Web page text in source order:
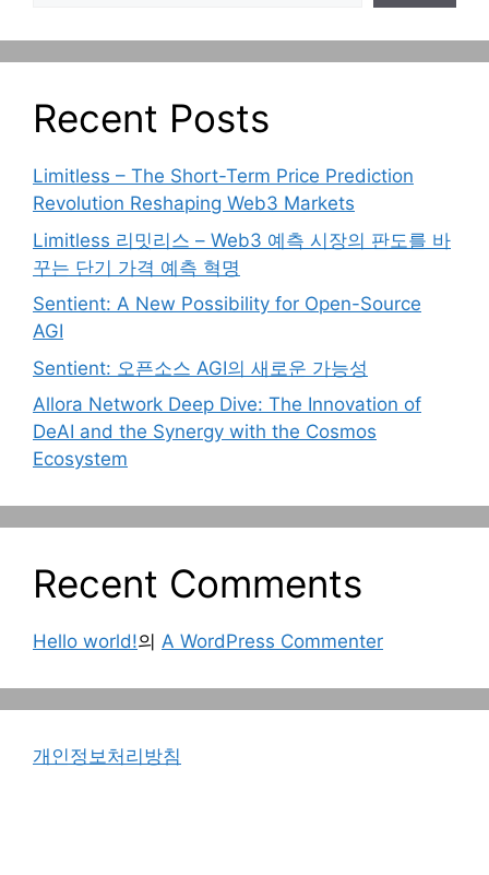
Recent Posts
Limitless – The Short-Term Price Prediction
Revolution Reshaping Web3 Markets
Limitless 리밋리스 – Web3 예측 시장의 판도를 바
꾸는 단기 가격 예측 혁명
Sentient: A New Possibility for Open-Source
AGI
Sentient: 오픈소스 AGI의 새로운 가능성
Allora Network Deep Dive: The Innovation of
DeAI and the Synergy with the Cosmos
Ecosystem
Recent Comments
Hello world!의 A WordPress Commenter
개인정보처리방침